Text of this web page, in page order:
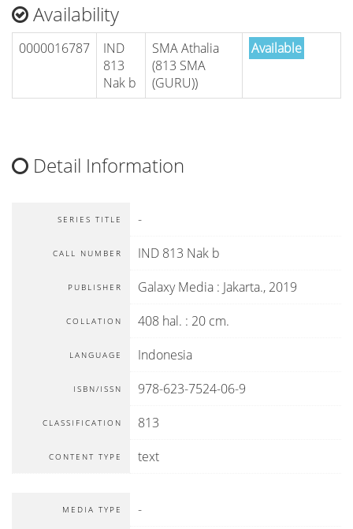
Availability
0000016787
IND
813
Nak b
SMA Athalia
(813 SMA
(GURU))
Available
Detail Information
SERIES TITLE -
CALL NUMBER IND 813 Nak b
PUBLISHER Galaxy Media : Jakarta., 2019
COLLATION 408 hal. : 20 cm.
LANGUAGE Indonesia
ISBN/ISSN 978-623-7524-06-9
CLASSIFICATION 813
CONTENT TYPE text
MEDIA TYPE -